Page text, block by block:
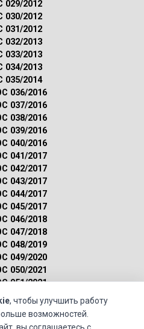
029/2012
030/2012
031/2012
032/2013
033/2013
034/2013
035/2014
036/2016
037/2016
038/2016
039/2016
040/2016
041/2017
042/2017
043/2017
044/2017
045/2017
046/2018
047/2018
048/2019
049/2020
050/2021
051/2021
ГОСТ
нормы
, чтобы улучшить работу
возможностей.